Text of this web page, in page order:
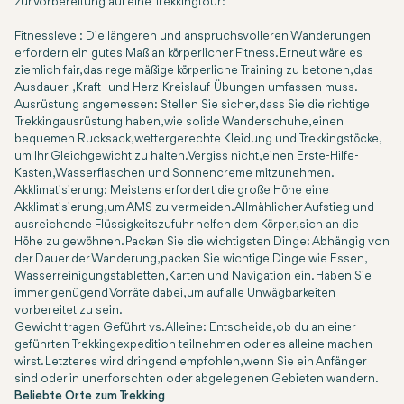
Fitnesslevel: Die längeren und anspruchsvolleren Wanderungen
erfordern ein gutes Maß an körperlicher Fitness. Erneut wäre es
ziemlich fair, das regelmäßige körperliche Training zu betonen, das
Ausdauer-, Kraft- und Herz-Kreislauf-Übungen umfassen muss.
Ausrüstung angemessen: Stellen Sie sicher, dass Sie die richtige
Trekkingausrüstung haben, wie solide Wanderschuhe, einen
bequemen Rucksack, wettergerechte Kleidung und Trekkingstöcke,
um Ihr Gleichgewicht zu halten. Vergiss nicht, einen Erste-Hilfe-
Kasten, Wasserflaschen und Sonnencreme mitzunehmen.
Akklimatisierung: Meistens erfordert die große Höhe eine
Akklimatisierung, um AMS zu vermeiden. Allmählicher Aufstieg und
ausreichende Flüssigkeitszufuhr helfen dem Körper, sich an die
Höhe zu gewöhnen. Packen Sie die wichtigsten Dinge: Abhängig von
der Dauer der Wanderung, packen Sie wichtige Dinge wie Essen,
Wasserreinigungstabletten, Karten und Navigation ein. Haben Sie
immer genügend Vorräte dabei, um auf alle Unwägbarkeiten
vorbereitet zu sein.
Gewicht tragen Geführt vs. Alleine: Entscheide, ob du an einer
geführten Trekkingexpedition teilnehmen oder es alleine machen
wirst. Letzteres wird dringend empfohlen, wenn Sie ein Anfänger
sind oder in unerforschten oder abgelegenen Gebieten wandern.
Beliebte Orte zum Trekking